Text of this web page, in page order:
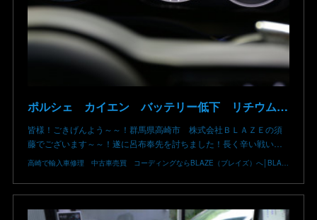
ポルシェ カイエン バッテリー低下 リチウムイオン リチウム バッテリー 車両エレクトリカルシステムエラー 充電してもエンジンがかからない 電圧降下 異常 故障 修理 交換不要 群馬 高崎
皆様！ごきげんよう～～！群馬県高崎市 株式会社ＢＬＡＺＥの須
藤でございます～～！遂に呂布奉先を討ちました！長く辛い戦い…